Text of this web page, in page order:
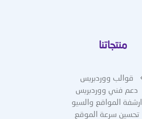
منتجاتنا
قوالب ووردبريس
دعم فني ووردبريس
ارشفة المواقع والسيو
تحسين سرعة الموقع